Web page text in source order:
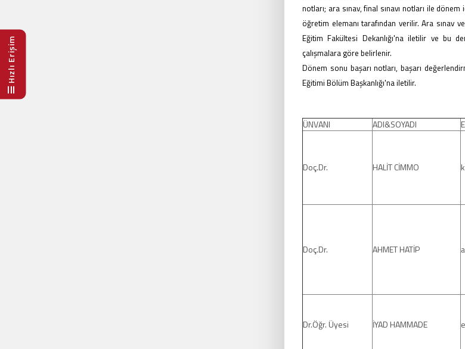
Hızlı Erişim
notları; ara sınav, final sınavı notları ile
öğretim elemanı tarafından verilir. Ara sınav
Eğitim Fakültesi Dekanlığı'na iletilir ve bu
çalışmalara göre belirlenir.
Dönem sonu başarı notları, başarı
Eğitimi Bölüm Başkanlığı'na iletilir.
ÜNVANI ADI&SOYADI
Doç.Dr. HALİT CİMMO
Doç.Dr. AHMET HATİP
Dr.Öğr. Üyesi İYAD HAMMADE